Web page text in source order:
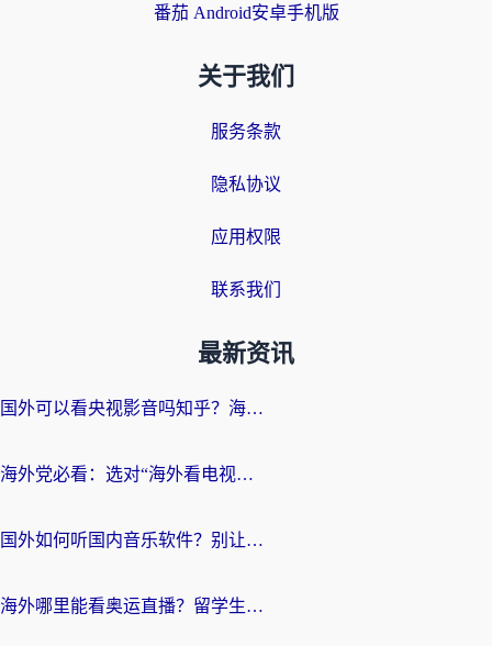
番茄 Android安卓手机版
关于我们
服务条款
隐私协议
应用权限
联系我们
最新资讯
国外可以看央视影音吗知乎？海外党亲测有效的回国加速方案
海外党必看：选对“海外看电视剧软件”，再也不用愁国内剧刷不了
国外如何听国内音乐软件？别让地域限制，断了你的中文歌单
海外哪里能看奥运直播？留学生&海外华人必看的体育赛事观赛终极指南